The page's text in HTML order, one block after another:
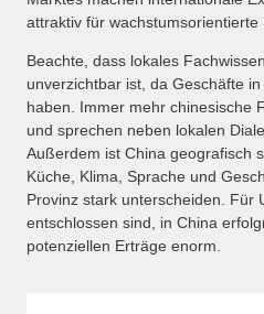
attraktiv für wachstumsorientierte
Beachte, dass lokales
unverzichtbar ist, da Geschäfte
haben. Immer mehr chinesische
und sprechen neben lokalen
Außerdem ist China geografisch
Küche, Klima, Sprache und
Provinz stark unterscheiden. Für
entschlossen sind, in China
potenziellen Erträge enorm.